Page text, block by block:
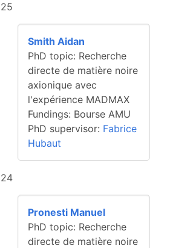
Smith Aidan
PhD topic: Recherche
directe de matière noire
axionique avec
l'expérience MADMAX
Fundings: Bourse AMU
PhD supervisor: Fabrice
Hubaut
Pronesti Manuel
PhD topic: Recherche
directe de matière noire